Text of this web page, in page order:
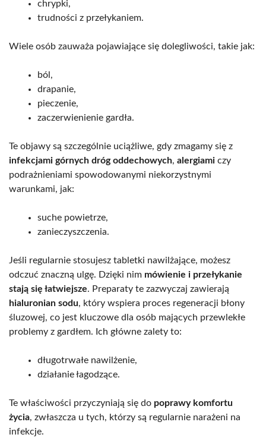
chrypki,
trudności z przełykaniem.
Wiele osób zauważa pojawiające się dolegliwości, takie jak:
ból,
drapanie,
pieczenie,
zaczerwienienie gardła.
Te objawy są szczególnie uciążliwe, gdy zmagamy się z
infekcjami górnych dróg oddechowych, alergiami czy
podrażnieniami spowodowanymi niekorzystnymi
warunkami, jak:
suche powietrze,
zanieczyszczenia.
Jeśli regularnie stosujesz tabletki nawilżające, możesz
odczuć znaczną ulgę. Dzięki nim mówienie i przełykanie
stają się łatwiejsze. Preparaty te zazwyczaj zawierają
hialuronian sodu, który wspiera proces regeneracji błony
śluzowej, co jest kluczowe dla osób mających przewlekłe
problemy z gardłem. Ich główne zalety to:
długotrwałe nawilżenie,
działanie łagodzące.
Te właściwości przyczyniają się do poprawy komfortu
życia, zwłaszcza u tych, którzy są regularnie narażeni na
infekcje.